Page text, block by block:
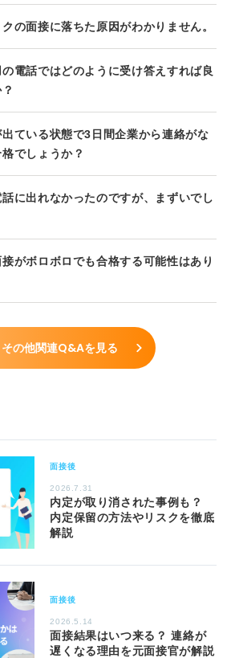
の面接に落ちた原因がわかりません。
電話ではどのように受け答えすれば良
ている状態で3日間企業から連絡がな
でしょうか？
に出れなかったのですが、まずいでし
がボロボロでも合格する可能性はあり
その他関連Q&Aを見る
面接後
2026.7.31
内定が取り消された事例も？
内定保留の方法やリスクを徹底
解説
面接後
2026.5.14
面接結果はいつ来る？ 連絡が
遅くなる理由を元面接官が解説